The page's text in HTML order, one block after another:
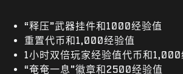
“释压”武器挂件和1000经验值
重置代币和1,000经验值
1小时双倍玩家经验值代币和1,000
“奄奄一息”徽章和2500经验值